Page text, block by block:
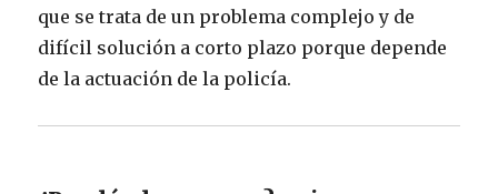
que se trata de un problema complejo y de
difícil solución a corto plazo porque depende
de la actuación de la policía.